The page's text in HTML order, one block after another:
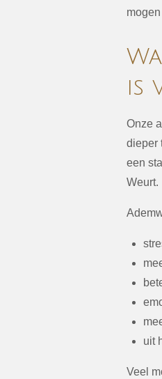
is
Onze
dieper
een
Weurt.
uit
Veel